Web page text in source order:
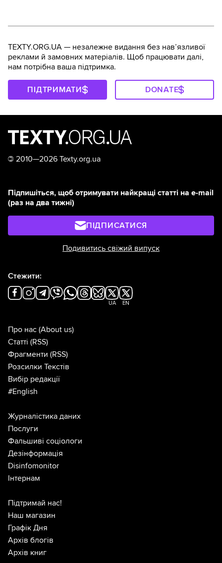
TEXTY.ORG.UA — незалежне видання без навʼязливої
реклами й замовних матеріалів. Щоб працювати далі,
нам потрібна ваша підтримка.
ПІДТРИМАТИ DONATE
© 2010—2026 Texty.org.ua
Підпишіться, щоб отримувати найкращі статті на e-mail
(раз на два тижні)
ПІДПИСАТИСЯ
Подивитись свіжий випуск
Стежити:
UA EN
Про нас (About us)
Статті (RSS)
Фрагменти (RSS)
Розсилки Текстів
Вибір редакції
#English
Журналістика даних
Послуги
Фальшиві соціологи
Дезінформація
Disinfomonitor
Інтернам
Підтримай нас!
Наш магазин
Графік Дня
Архів блогів
Архів книг